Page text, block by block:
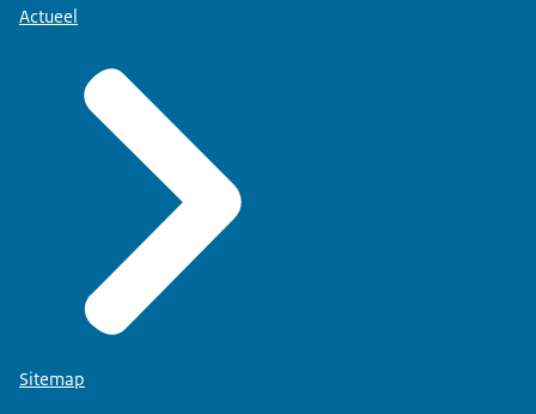
Actueel
Sitemap